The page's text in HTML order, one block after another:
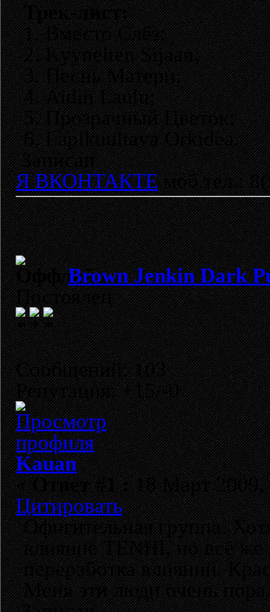
Трек-лист:
1. Вместо Слёз;
2. Kyynelten Sijaan;
3. Песнь Матери;
4. Aidin Laulu;
5. Прозрачный Цветок;
6. Lapikuultava Orkidea.
Записан
Я ВКОНТАКТЕмоб.тел.:
Brown Jenkin Dark
Постоялец
Сообщений: 103
Репутация: +15/-0
Kauan
«Ответ #1 :18 Март 2009,
Цитировать
Офигительная группа.
влияние TENHI, но всё же
переработка влияний.
Меня эти люди очень